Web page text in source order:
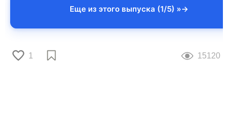
Еще из этого выпуска (1/5) »
1 15120